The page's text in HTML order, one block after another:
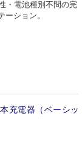
・電池種別不問の完
ション。
充電器（ベーシッ